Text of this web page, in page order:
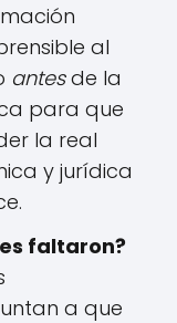
al
antesde la
para que
la real
y jurídica
faltaron?
a que